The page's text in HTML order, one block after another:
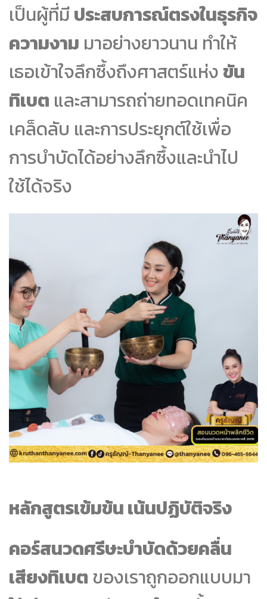
เป็นผู้ที่มีประสบการณ์ตรงในธุรกิจ
ความงาม มาอย่างยาวนาน ทำให้
เธอเข้าใจลึกซึ้งถึงศาสตร์แห่งขัน
ทิเบต และสามารถถ่ายทอดเทคนิค
เคล็ดลับ และการประยุกต์ใช้เพื่อ
การบำบัดได้อย่างลึกซึ้งและนำไป
ใช้ได้จริง
หลักสูตรเข้มข้น เน้นปฏิบัติจริง
คอร์สนวดศรีษะบำบัดด้วยคลื่น
เสียงทิเบต ของเราถูกออกแบบมา